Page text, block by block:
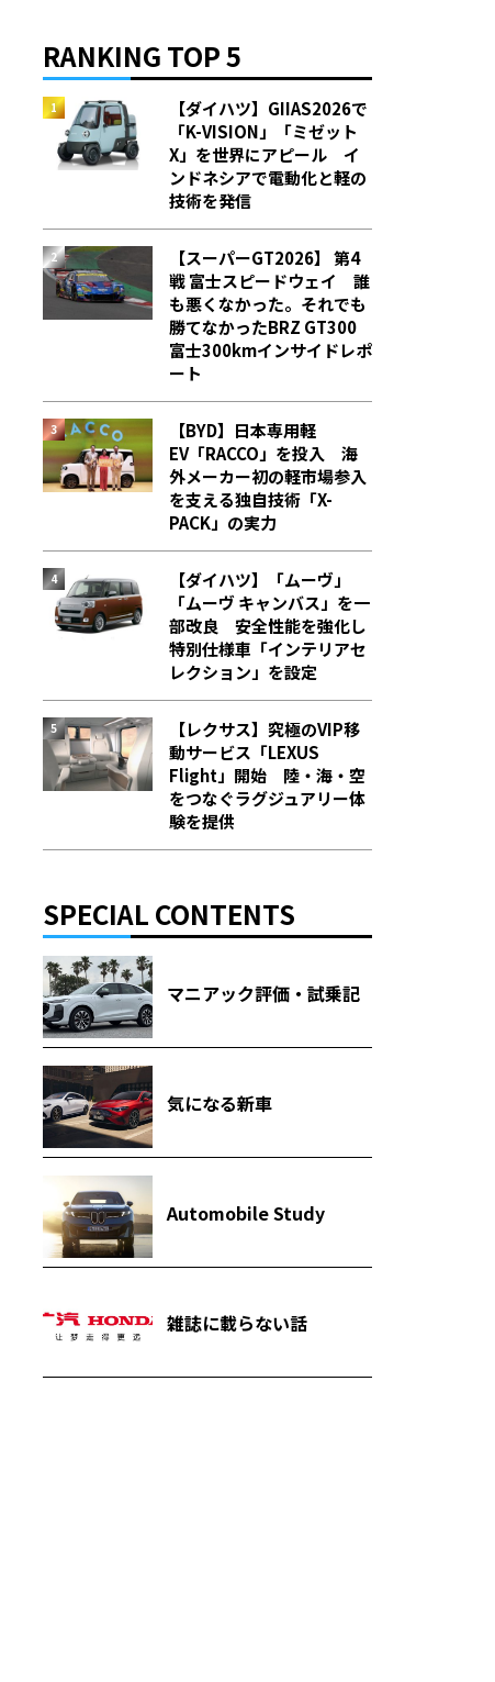
RANKING TOP 5
【ダイハツ】GIIAS2026で
「K-VISION」「ミゼット
X」を世界にアピール イ
ンドネシアで電動化と軽の
技術を発信
【スーパーGT2026】 第4
戦 富士スピードウェイ 誰
も悪くなかった。それでも
勝てなかった――BRZ GT300
富士300kmインサイドレポ
ート
【BYD】日本専用軽
EV「RACCO」を投入 海
外メーカー初の軽市場参入
を支える独自技術「X-
PACK」の実力
【ダイハツ】「ムーヴ」
「ムーヴ キャンバス」を一
部改良 安全性能を強化し
特別仕様車「インテリアセ
レクション」を設定
【レクサス】究極のVIP移
動サービス「LEXUS
Flight」開始 陸・海・空
をつなぐラグジュアリー体
験を提供
SPECIAL CONTENTS
マニアック評価・試乗記
気になる新車
Automobile Study
雑誌に載らない話